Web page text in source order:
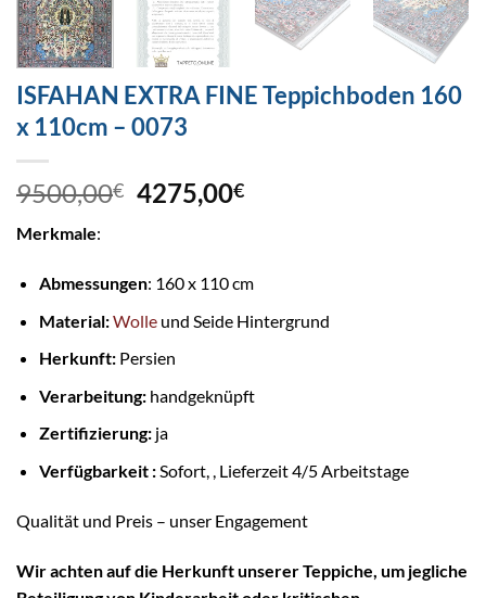
ISFAHAN EXTRA FINE Teppichboden 160
x 110cm – 0073
9500,00€ 4275,00€
Merkmale:
Abmessungen: 160 x 110 cm
Material:Wolleund Seide Hintergrund
Herkunft:Persien
Verarbeitung:handgeknüpft
Zertifizierung:ja
Verfügbarkeit :Sofort, , Lieferzeit 4/5 Arbeitstage
Qualität und Preis – unser Engagement
Wir achten auf die Herkunft unserer Teppiche, um jegliche